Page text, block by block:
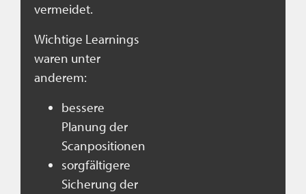
vermeidet.
Wichtige Learnings
waren unter
anderem:
bessere
Planung der
Scanpositionen
sorgfältigere
Sicherung der